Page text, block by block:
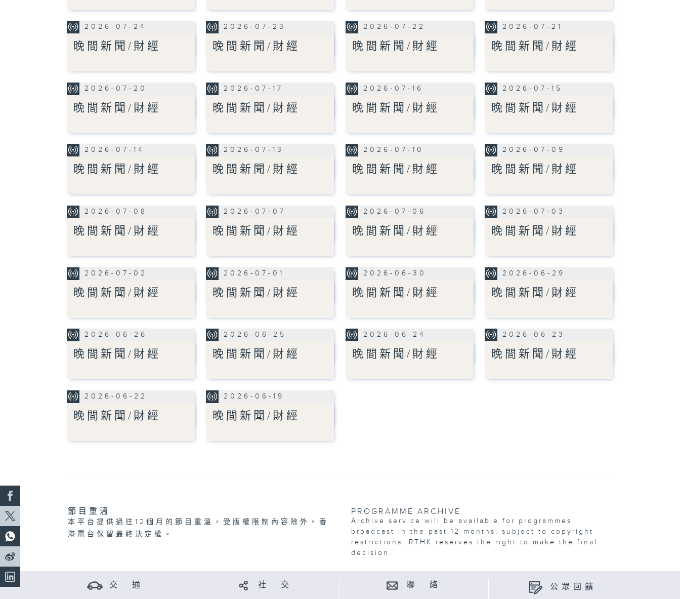
2026-07-24
晚間新聞/財經
2026-07-23
晚間新聞/財經
2026-07-22
晚間新聞/財經
2026-07-21
晚間新聞/財經
2026-07-20
晚間新聞/財經
2026-07-17
晚間新聞/財經
2026-07-16
晚間新聞/財經
2026-07-15
晚間新聞/財經
2026-07-14
晚間新聞/財經
2026-07-13
晚間新聞/財經
2026-07-10
晚間新聞/財經
2026-07-09
晚間新聞/財經
2026-07-08
晚間新聞/財經
2026-07-07
晚間新聞/財經
2026-07-06
晚間新聞/財經
2026-07-03
晚間新聞/財經
2026-07-02
晚間新聞/財經
2026-07-01
晚間新聞/財經
2026-06-30
晚間新聞/財經
2026-06-29
晚間新聞/財經
2026-06-26
晚間新聞/財經
2026-06-25
晚間新聞/財經
2026-06-24
晚間新聞/財經
2026-06-23
晚間新聞/財經
2026-06-22
晚間新聞/財經
2026-06-19
晚間新聞/財經
節目重溫
本平台提供過往12個月的節目重溫，受版權限制內容除外。香
港電台保留最終決定權。
PROGRAMME ARCHIVE
Archive service will be available for programmes
broadcast in the past 12 months, subject to copyright
restrictions. RTHK reserves the right to make the final
decision.
交 通 社 交 聯 絡 公眾回饋